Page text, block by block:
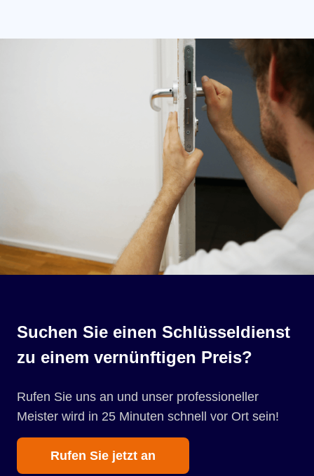
Suchen Sie einen Schlüsseldienst
zu einem vernünftigen Preis?
Rufen Sie uns an und unser professioneller
Meister wird in 25 Minuten schnell vor Ort sein!
Rufen Sie jetzt an